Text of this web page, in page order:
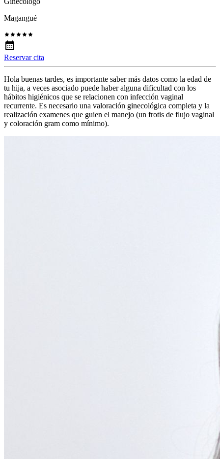
Magangué
Reservar cita
Hola buenas tardes, es importante saber más datos como la edad de
tu hija, a veces asociado puede haber alguna dificultad con los
hábitos higiénicos que se relacionen con infección vaginal
recurrente. Es necesario una valoración ginecológica completa y la
realización examenes que guien el manejo (un frotis de flujo vaginal
y coloración gram como mínimo).